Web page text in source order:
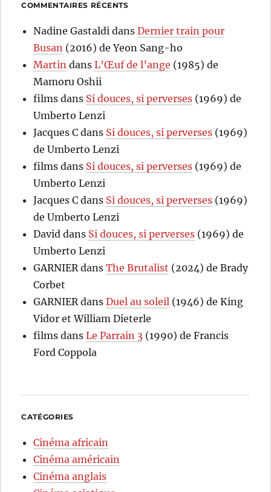
COMMENTAIRES RÉCENTS
Nadine Gastaldi dansDernier train pour
Busan (2016) de Yeon Sang-ho
Martin dansL’Œuf de l’ange (1985) de
Mamoru Oshii
films dans Si douces, si perverses (1969) de
Umberto Lenzi
Jacques C dans Si douces, si perverses (1969)
de Umberto Lenzi
films dans Si douces, si perverses (1969) de
Umberto Lenzi
Jacques C dans Si douces, si perverses (1969)
de Umberto Lenzi
David dans Si douces, si perverses (1969) de
Umberto Lenzi
GARNIERdansThe Brutalist (2024) de Brady
Corbet
GARNIERdansDuel au soleil (1946) de King
Vidor et William Dieterle
films dansLe Parrain 3 (1990) de Francis
Ford Coppola
CATÉGORIES
Cinéma africain
Cinéma américain
Cinéma anglais